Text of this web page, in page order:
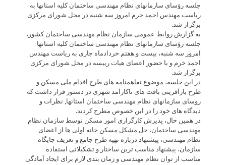
جلسه رؤساى سازمانهاى نظام مهندسى ساختمان كليه استانها به
ریاست مهندس احمد خرم امروز سه شنبه در محل شورای مرکزی
برگزار شد.
به گزارش روابط عمومی سازمان نظام مهندسی ساختمان کشور،
جلسه رؤساى سازمانهاى نظام مهندسى ساختمان كليه استانها
امروز سه شنبه، بیست و هفتم خردادماه جاری به ریاست مهندس
احمد خرم و با حضور اعضای هیات رییسه در محل شورای مرکزی
برگزار شد.
در این جلسه، موضوع تفاهمنامه های طرح اقدام ملی مسکن و
طرح بازآفرینی بافت های ناکارآمد شهری در دستور قرار داشت که
روسای سازمانهاى نظام مهندسى ساختمان استانها, نظرات و
دیدگاه های خود را در این خصوص مطرح کردند.
در همین حال، پذیرش کارگزاری امور مسکن توسط سازمان نظام
مهندسی ساختمان، حل مشکل مسکن خانه اولی ها از اعضای
نظام مهندسی، پیشنهاد درباره تهیه طرح جامع و تعریف جایگاه
سازمان، پیشنهاد مناسب ترین ساختار و تشکیلاتی استفاده
مناسب از توان نظام مهندسی و زمان بندی لازم برای ایجاد آمادگی